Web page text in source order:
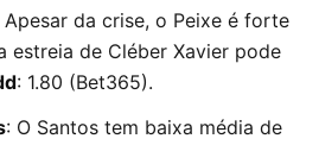
Apesar da crise, o Peixe é forte
estreia de Cléber Xavier pode
: 1.80 (Bet365).
: O Santos tem baixa média de